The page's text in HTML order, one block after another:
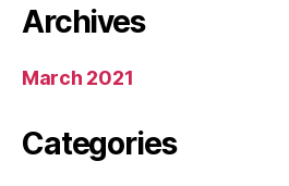
Archives
March 2021
Categories